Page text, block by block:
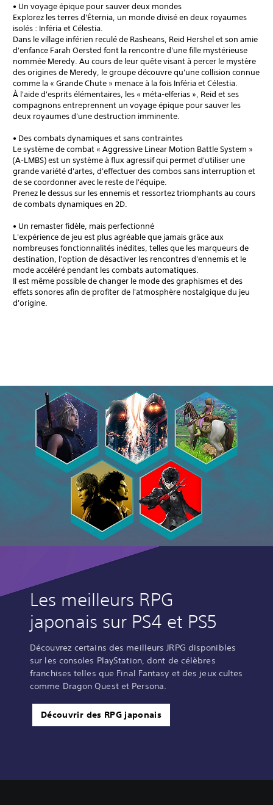
• Un voyage épique pour sauver deux mondes
Explorez les terres d'Éternia, un monde divisé en deux royaumes
isolés : Inféria et Célestia.
Dans le village inférien reculé de Rasheans, Reid Hershel et son amie
d'enfance Farah Oersted font la rencontre d'une fille mystérieuse
nommée Meredy. Au cours de leur quête visant à percer le mystère
des origines de Meredy, le groupe découvre qu'une collision connue
comme la « Grande Chute » menace à la fois Inféria et Célestia.
À l'aide d'esprits élémentaires, les « méta-elferias », Reid et ses
compagnons entreprennent un voyage épique pour sauver les
deux royaumes d'une destruction imminente.
• Des combats dynamiques et sans contraintes
Le système de combat « Aggressive Linear Motion Battle System »
(A-LMBS) est un système à flux agressif qui permet d'utiliser une
grande variété d'artes, d'effectuer des combos sans interruption et
de se coordonner avec le reste de l'équipe.
Prenez le dessus sur les ennemis et ressortez triomphants au cours
de combats dynamiques en 2D.
• Un remaster fidèle, mais perfectionné
L'expérience de jeu est plus agréable que jamais grâce aux
nombreuses fonctionnalités inédites, telles que les marqueurs de
destination, l'option de désactiver les rencontres d'ennemis et le
mode accéléré pendant les combats automatiques.
Il est même possible de changer le mode des graphismes et des
effets sonores afin de profiter de l'atmosphère nostalgique du jeu
d'origine.
Les meilleurs RPG
japonais sur PS4 et PS5
Découvrez certains des meilleurs JRPG disponibles
sur les consoles PlayStation, dont de célèbres
franchises telles que Final Fantasy et des jeux cultes
comme Dragon Quest et Persona.
Découvrir des RPG japonais